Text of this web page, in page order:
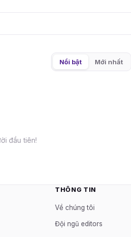
Nổi bật Mới nhất
đầu tiên!
THÔNG TIN
Về chúng tôi
Đội ngũ editors